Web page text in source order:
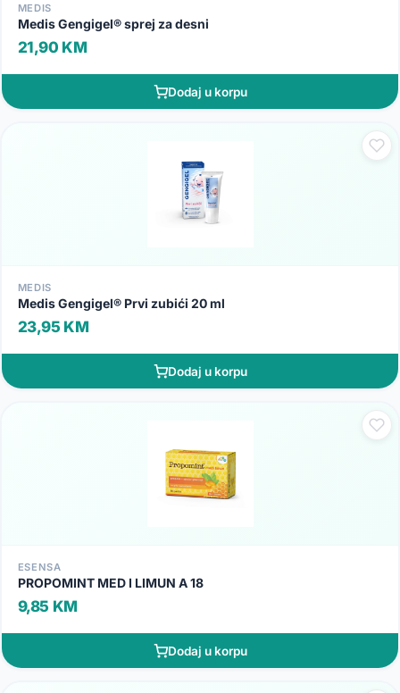
MEDIS
Medis Gengigel® sprej za desni
21,90 KM
Dodaj u korpu
MEDIS
Medis Gengigel® Prvi zubići 20 ml
23,95 KM
Dodaj u korpu
ESENSA
PROPOMINT MED I LIMUN A 18
9,85 KM
Dodaj u korpu